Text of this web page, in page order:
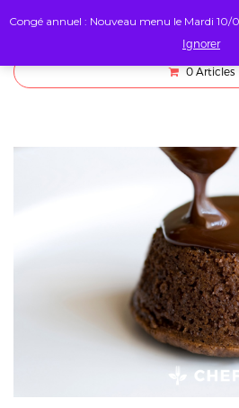
0 Articles
Congé annuel : Nouveau menu le Mardi 10/
Ignorer